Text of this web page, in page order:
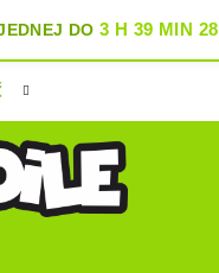
DO3 H 39 MIN 28 S